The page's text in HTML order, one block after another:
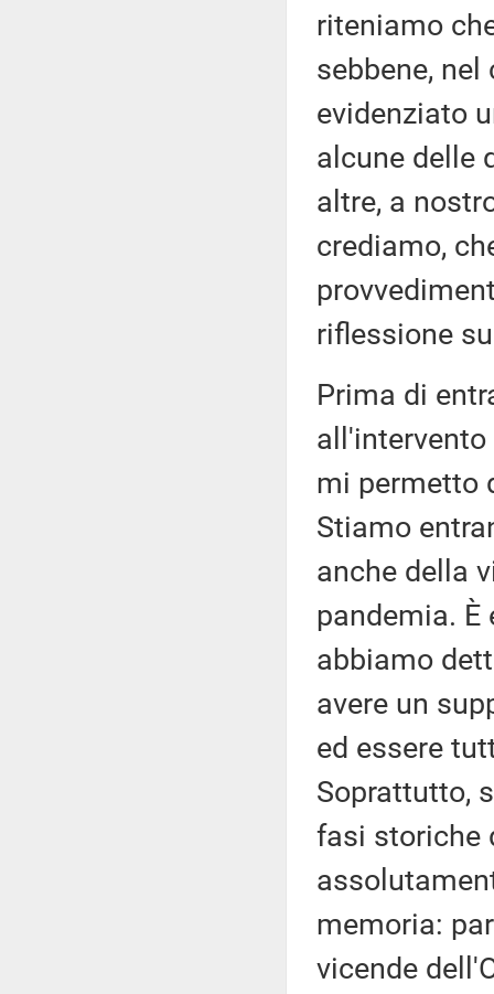
riteniamo
sebbene,
evidenziato
alcune delle
altre, a
crediamo,
riflessione
Prima di
all'intervento
mi permetto
Stiamo
anche della
pandemia.
abbiamo
avere un
ed essere
Soprattutto,
fasi storiche
memoria:
vicende